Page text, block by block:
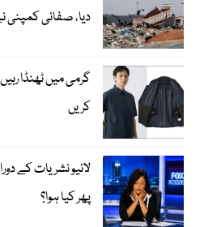
دیا، صفائی کمپنی
گرمی میں ٹھنڈا
کریں
لائیو نشریات کے
پھر کیا ہوا؟